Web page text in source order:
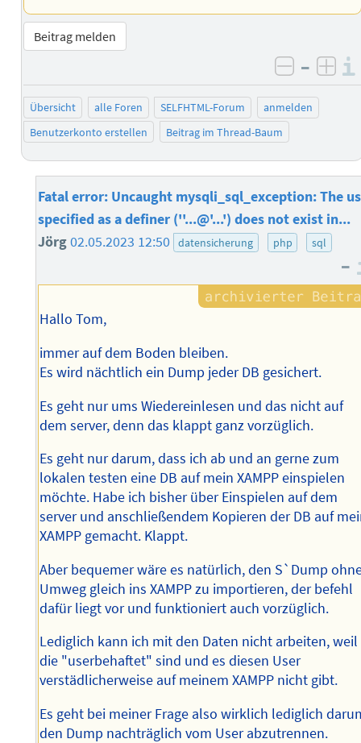
Beitrag melden
negativ
–
Übersicht alle Foren SELFHTML-Forum
anmelden
Benutzerkonto erstellen
Beitrag im Thread-Baum
Fatal error: Uncaught mysqli_sql_exception: The
specified as a definer (''...@'...') does not exist in...
Jörg02.05.2023 12:50 datensicherung php sql
–
Hallo Tom,
immer auf dem Boden bleiben.
Es wird nächtlich ein Dump jeder DB gesichert.
Es geht nur ums Wiedereinlesen und das nicht auf
dem server, denn das klappt ganz vorzüglich.
Es geht nur darum, dass ich ab und an gerne zum
lokalen testen eine DB auf mein XAMPP einspielen
möchte. Habe ich bisher über Einspielen auf dem
server und anschließendem Kopieren der DB auf
XAMPP gemacht. Klappt.
Aber bequemer wäre es natürlich, den S`Dump
Umweg gleich ins XAMPP zu importieren, der befehl
dafür liegt vor und funktioniert auch vorzüglich.
Lediglich kann ich mit den Daten nicht arbeiten, weil
die "userbehaftet" sind und es diesen User
verstädlicherweise auf meinem XAMPP nicht gibt.
Es geht bei meiner Frage also wirklich lediglich
den Dump nachträglich vom User abzutrennen.